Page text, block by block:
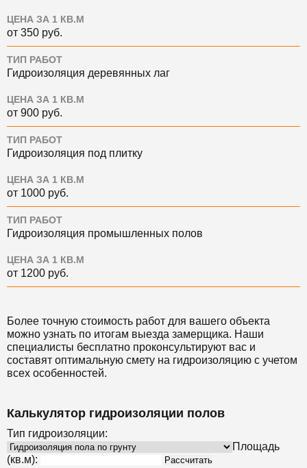
ЦЕНА ЗА 1 КВ.М
от 350 руб.
ТИП РАБОТ
Гидроизоляция деревянных лаг
ЦЕНА ЗА 1 КВ.М
от 900 руб.
ТИП РАБОТ
Гидроизоляция под плитку
ЦЕНА ЗА 1 КВ.М
от 1000 руб.
ТИП РАБОТ
Гидроизоляция промышленных полов
ЦЕНА ЗА 1 КВ.М
от 1200 руб.
Более точную стоимость работ для вашего объекта
можно узнать по итогам выезда замерщика. Наши
специалисты бесплатно проконсультируют вас и
составят оптимальную смету на гидроизоляцию с учетом
всех особенностей.
Калькулятор гидроизоляции полов
Тип гидроизоляции:
Площадь
(кв.м):
Рассчитать